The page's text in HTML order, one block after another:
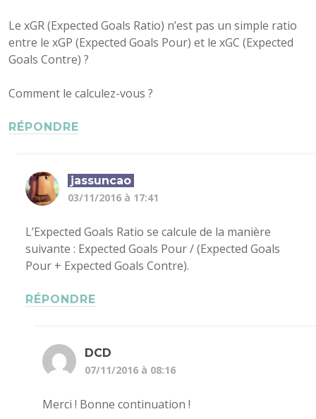
Le xGR (Expected Goals Ratio) n’est pas un simple ratio
entre le xGP (Expected Goals Pour) et le xGC (Expected
Goals Contre) ?
Comment le calculez-vous ?
RÉPONDRE
jassuncao
03/11/2016 à 17:41
L’Expected Goals Ratio se calcule de la manière
suivante : Expected Goals Pour / (Expected Goals
Pour + Expected Goals Contre).
RÉPONDRE
DCD
07/11/2016 à 08:16
Merci ! Bonne continuation !